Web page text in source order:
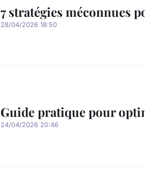
7 stratégies méconnues
28/04/2026 18:50
Guide pratique pour
24/04/2026 20:46